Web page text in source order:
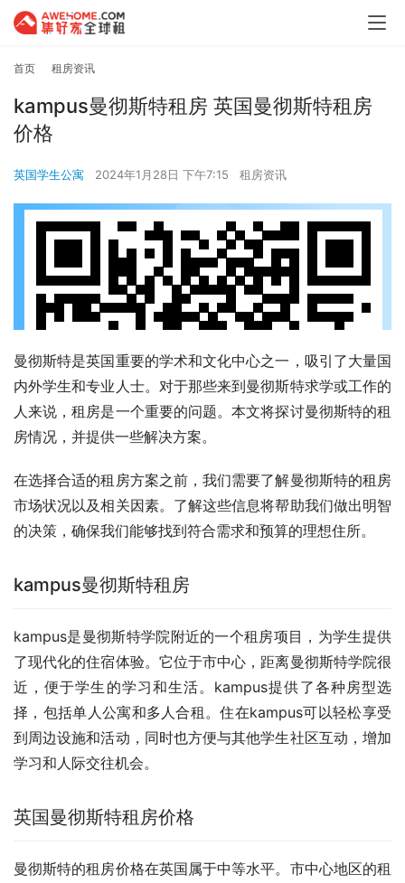
首页 租房资讯
kampus曼彻斯特租房 英国曼彻斯特租房
价格
英国学生公寓 2024年1月28日 下午7:15 租房资讯
曼彻斯特是英国重要的学术和文化中心之一，吸引了大量国
内外学生和专业人士。对于那些来到曼彻斯特求学或工作的
人来说，租房是一个重要的问题。本文将探讨曼彻斯特的租
房情况，并提供一些解决方案。
在选择合适的租房方案之前，我们需要了解曼彻斯特的租房
市场状况以及相关因素。了解这些信息将帮助我们做出明智
的决策，确保我们能够找到符合需求和预算的理想住所。
kampus曼彻斯特租房
kampus是曼彻斯特学院附近的一个租房项目，为学生提供
了现代化的住宿体验。它位于市中心，距离曼彻斯特学院很
近，便于学生的学习和生活。kampus提供了各种房型选
择，包括单人公寓和多人合租。住在kampus可以轻松享受
到周边设施和活动，同时也方便与其他学生社区互动，增加
学习和人际交往机会。
英国曼彻斯特租房价格
曼彻斯特的租房价格在英国属于中等水平。市中心地区的租